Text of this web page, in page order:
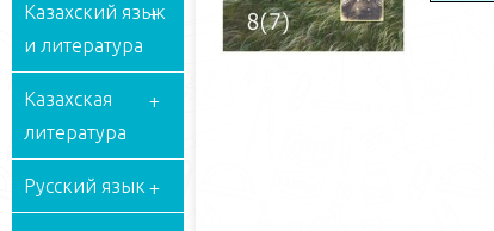
Казахский язык
и литература
Казахская
литература
Русский язык